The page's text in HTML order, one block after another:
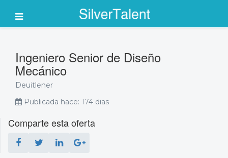
Ingeniero Senior de Diseño
Mecánico
Deuitlener
Publicada hace: 174 dias
Comparte esta oferta